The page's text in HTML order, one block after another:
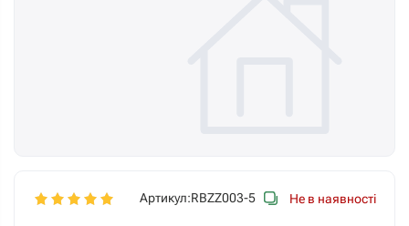
Артикул:RBZZ003-5 Не в наявності